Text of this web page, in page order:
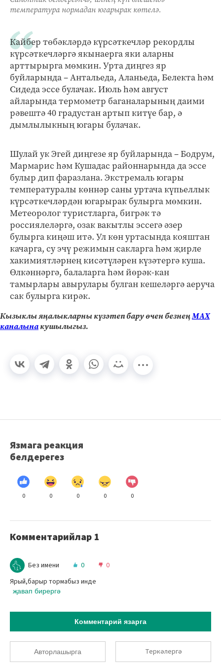
температура нормадан югарырак көтелә.
Кайбер төбәкләрдә күрсәткечләр рекордлы
күрсәткечләргә якынаерга яки аларны
арттырырга мөмкин. Урта диңгез яр
буйларында – Антальеда, Аланьеда, Белекта һәм
Сидеда эссе булачак. Июль һәм август
айларында термометр баганаларының даими
рәвештә 40 градустан артып китүе бар, ә
дымлылыкның югары булачак.
Шулай ук Эгей диңгезе яр буйларында – Бодрум,
Мармарис һәм Кушадас районнарында да эссе
булыр дип фаразлана. Экстремаль югары
температуралы көннәр саны уртача күпьеллык
күрсәткечләрдән югарырак булырга мөмкин.
Метеоролог туристларга, бигрәк тә
россиялеләргә, озак вакытлы эссегә әзер
булырга киңәш итә. Ул көн уртасында кояштан
качарга, су эчү режимын сакларга һәм җирле
хакимиятләрнең кисәтүләрен күзәтергә куша.
Өлкәннәргә, балаларга һәм йөрәк-кан
тамырлары авырулары булган кешеләргә аеруча
сак булырга кирәк.
Кызыклы яңалыкларны күзәтеп бару өчен безнеңМАХ
каналынакушылыгыз.
Язмага реакция
белдерегез
0 0 0 0 0
Комментарийлар 1
Без имени 0
0
Ярый,барыр тормабыз инде
җавап бирергә
Комментарий язарга
Авторлашырга Теркәлергә